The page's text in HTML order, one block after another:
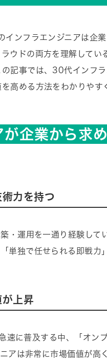
ンフラエンジニアは企
ウドの両方を理解してい
記事では、30代インフ
高める方法をわかりやす
企業から求
力を持つ
・運用を一通り経験して
単独で任せられる即戦力
上昇
に普及する中、「オン
アは非常に市場価値が高